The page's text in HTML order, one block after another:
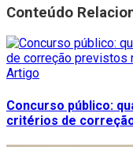
Conteúdo
Artigo
Concurso público:
critérios de